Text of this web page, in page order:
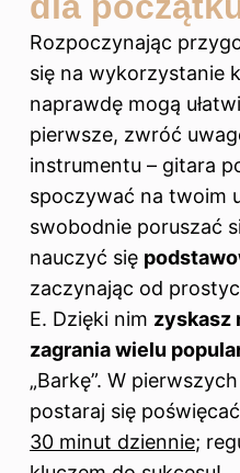
Rozpoczynając
się na wykorzystanie
naprawdę mogą
pierwsze, zwróć
instrumentu – gitara
spoczywać na twoim
swobodnie poruszać
nauczyć się
zaczynając od
E. Dzięki nim zyskasz
zagrania wielu
„Barkę”. W
postaraj się
30 minut dziennie;